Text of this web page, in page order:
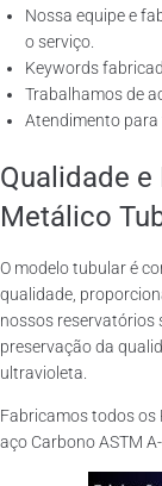
Nossa equipe e
o serviço.
Keywords
Trabalhamos de
Atendimento para
Qualidade
Metálico
O modelo tubular é
qualidade,
nossos reservatórios
preservação da
ultravioleta.
Fabricamos todos os
aço Carbono ASTM